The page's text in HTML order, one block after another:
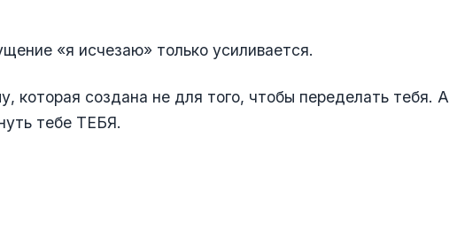
«я исчезаю» только усиливается.
которая создана не для того, чтобы переделать тебя. А
тебе ТЕБЯ.